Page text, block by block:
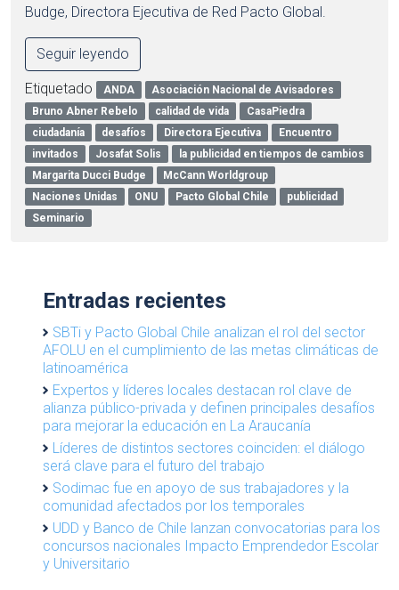
Budge, Directora Ejecutiva de Red Pacto Global.
Seguir leyendo
Etiquetado ANDA
Asociación Nacional de Avisadores
Bruno Abner Rebelo
calidad de vida
CasaPiedra
ciudadanía
desafíos Directora Ejecutiva
Encuentro
invitados
Josafat Solis
la publicidad en tiempos de cambios
Margarita Ducci Budge
McCann Worldgroup
Naciones Unidas
ONU Pacto Global Chile
publicidad
Seminario
Entradas recientes
SBTi y Pacto Global Chile analizan el rol del sector
AFOLU en el cumplimiento de las metas climáticas de
latinoamérica
Expertos y líderes locales destacan rol clave de
alianza público-privada y definen principales desafíos
para mejorar la educación en La Araucanía
Líderes de distintos sectores coinciden: el diálogo
será clave para el futuro del trabajo
Sodimac fue en apoyo de sus trabajadores y la
comunidad afectados por los temporales
UDD y Banco de Chile lanzan convocatorias para los
concursos nacionales Impacto Emprendedor Escolar
y Universitario